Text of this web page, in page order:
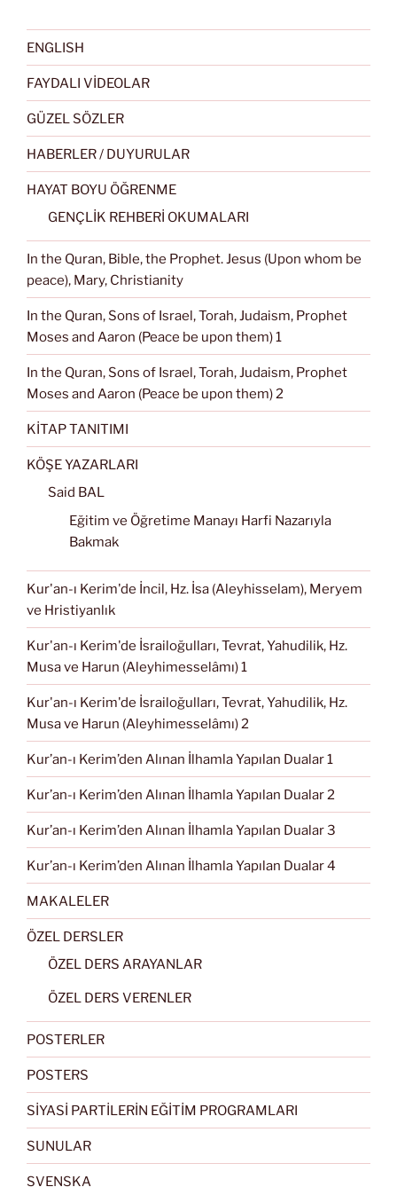
ENGLISH
FAYDALI VİDEOLAR
GÜZEL SÖZLER
HABERLER / DUYURULAR
HAYAT BOYU ÖĞRENME
GENÇLİK REHBERİ OKUMALARI
In the Quran, Bible, the Prophet. Jesus (Upon whom be
peace), Mary, Christianity
In the Quran, Sons of Israel, Torah, Judaism, Prophet
Moses and Aaron (Peace be upon them) 1
In the Quran, Sons of Israel, Torah, Judaism, Prophet
Moses and Aaron (Peace be upon them) 2
KİTAP TANITIMI
KÖŞE YAZARLARI
Said BAL
Eğitim ve Öğretime Manayı Harfi Nazarıyla
Bakmak
Kur'an-ı Kerim'de İncil, Hz. İsa (Aleyhisselam), Meryem
ve Hristiyanlık
Kur'an-ı Kerim'de İsrailoğulları, Tevrat, Yahudilik, Hz.
Musa ve Harun (Aleyhimesselâmı) 1
Kur'an-ı Kerim'de İsrailoğulları, Tevrat, Yahudilik, Hz.
Musa ve Harun (Aleyhimesselâmı) 2
Kur’an-ı Kerim’den Alınan İlhamla Yapılan Dualar 1
Kur’an-ı Kerim’den Alınan İlhamla Yapılan Dualar 2
Kur’an-ı Kerim’den Alınan İlhamla Yapılan Dualar 3
Kur’an-ı Kerim’den Alınan İlhamla Yapılan Dualar 4
MAKALELER
ÖZEL DERSLER
ÖZEL DERS ARAYANLAR
ÖZEL DERS VERENLER
POSTERLER
POSTERS
SİYASİ PARTİLERİN EĞİTİM PROGRAMLARI
SUNULAR
SVENSKA